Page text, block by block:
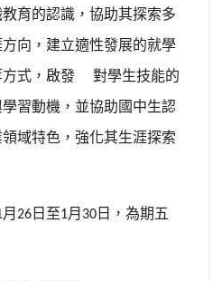
育的認識，協助其探索多
向，建立適性發展的就學
方式，啟發 對學生技能的
習動機，並協助國中生認
域特色，強化其生涯探索
月 26 日至1月 30 日，為期五